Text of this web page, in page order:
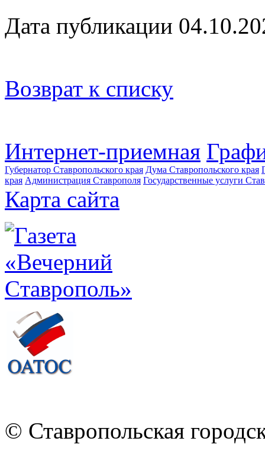
Дата публикации
Возврат к списку
Интернет-приемная
Губернатор Ставропольского края Дума Ставропольского края
края Администрация Ставрополя Государственные услуги
Карта сайта
© Ставропольская